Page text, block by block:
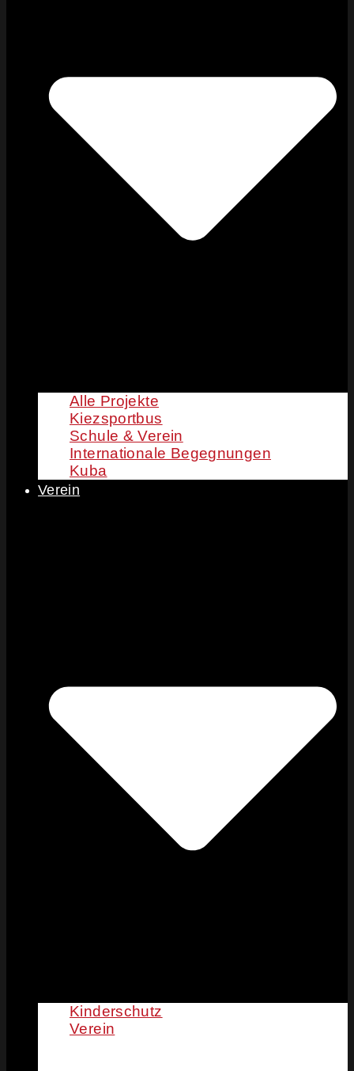
Alle Projekte
Kiezsportbus
Schule & Verein
Internationale Begegnungen
Kuba
Verein
Kinderschutz
Verein